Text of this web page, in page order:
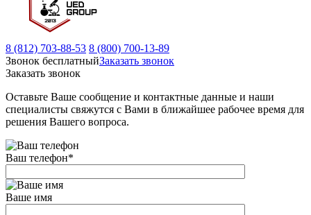
8 (812) 703-88-53 8 (800) 700-13-89
Звонок бесплатныйЗаказать звонок
Заказать звонок
Оставьте Ваше сообщение и контактные данные и наши
специалисты свяжутся с Вами в ближайшее рабочее время для
решения Вашего вопроса.
Ваш телефон*
Ваше имя